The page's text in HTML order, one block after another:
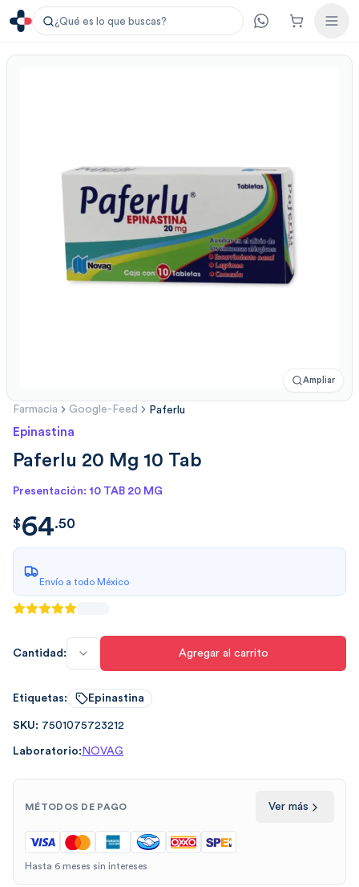
¿Qué es lo que buscas?
Ampliar
Farmacia Google-Feed Paferlu
Epinastina
Paferlu 20 Mg 10 Tab
Presentación: 10 TAB 20 MG
$64.50
$64.50
Envío a todo México
Cantidad: Agregar al carrito
Etiquetas: Epinastina
SKU: 7501075723212
Laboratorio: NOVAG
MÉTODOS DE PAGO Ver más
Hasta 6 meses sin intereses